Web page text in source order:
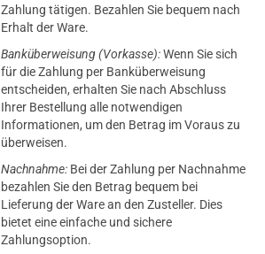
Zahlung tätigen. Bezahlen Sie bequem nach
Erhalt der Ware.
Banküberweisung (Vorkasse):Wenn Sie sich
für die Zahlung per Banküberweisung
entscheiden, erhalten Sie nach Abschluss
Ihrer Bestellung alle notwendigen
Informationen, um den Betrag im Voraus zu
überweisen.
Nachnahme: Bei der Zahlung per Nachnahme
bezahlen Sie den Betrag bequem bei
Lieferung der Ware an den Zusteller. Dies
bietet eine einfache und sichere
Zahlungsoption.